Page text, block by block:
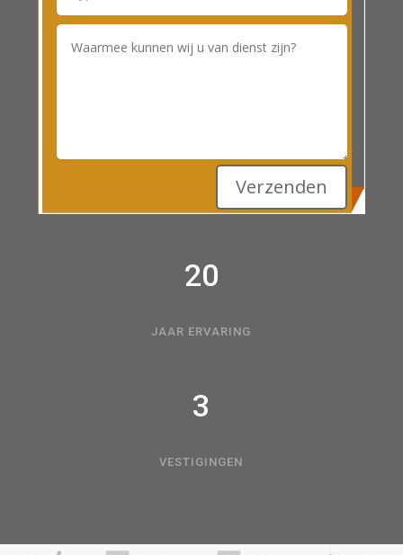
Verzenden
20
JAAR ERVARING
3
VESTIGINGEN